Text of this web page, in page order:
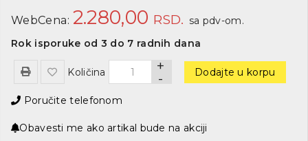
WebCena: 2.280,00 RSD. sa pdv-om.
Rok isporuke od 3 do 7 radnih dana
Količina -
+ Dodajte u korpu
Poručite telefonom
Obavesti me ako artikal bude na akciji